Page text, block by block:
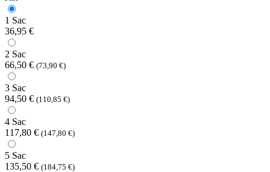
1 Sac
36,95 €
2 Sac
66,50 € (73,90 €)
3 Sac
94,50 € (110,85 €)
4 Sac
117,80 € (147,80 €)
5 Sac
135,50 € (184,75 €)